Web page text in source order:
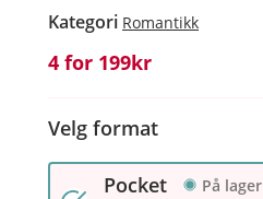
Kategori Romantikk
4 for 199kr
Velg format
Pocket På lager